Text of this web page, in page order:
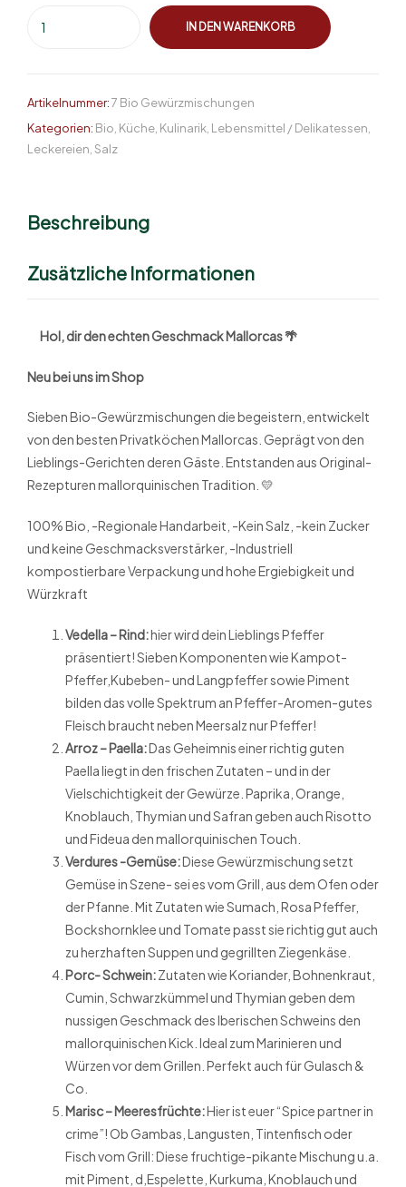
IN DEN WARENKORB
Artikelnummer:7 Bio Gewürzmischungen
Kategorien: Bio Küche Kulinarik Lebensmittel / Delikatessen
Leckereien Salz
Beschreibung
Zusätzliche Informationen
Hol, dir den echtenGeschmack Mallorcas 🌴
Neu bei uns im Shop
Sieben Bio-Gewürzmischungen die begeistern, entwickelt
von den besten Privatköchen Mallorcas. Geprägt von den
Lieblings-Gerichten deren Gäste. Entstanden aus Original-
Rezepturen mallorquinischen Tradition. 💛
100% Bio, -Regionale Handarbeit, -Kein Salz, -kein Zucker
und keine Geschmacksverstärker, -Industriell
kompostierbare Verpackung und hohe Ergiebigkeit und
Würzkraft
Vedella – Rind:hier wird dein Lieblings Pfeffer
präsentiert! Sieben Komponenten wie Kampot-
Pfeffer,Kubeben- und Langpfeffer sowie Piment
bilden das volle Spektrum an Pfeffer-Aromen-gutes
Fleisch braucht neben Meersalz nur Pfeffer!
Arroz – Paella:Das Geheimnis einer richtig guten
Paella liegt in den frischen Zutaten – und in der
Vielschichtigkeit der Gewürze. Paprika, Orange,
Knoblauch, Thymian und Safran geben auch Risotto
und Fideua den mallorquinischen Touch.
Verdures -Gemüse:Diese Gewürzmischung setzt
Gemüse in Szene- sei es vom Grill, aus dem Ofen oder
der Pfanne. Mit Zutaten wie Sumach, Rosa Pfeffer,
Bockshornklee und Tomate passt sie richtig gut auch
zu herzhaften Suppen und gegrillten Ziegenkäse.
Porc- Schwein:Zutaten wie Koriander, Bohnenkraut,
Cumin, Schwarzkümmel und Thymian geben dem
nussigen Geschmack des Iberischen Schweins den
mallorquinischen Kick. Ideal zum Marinieren und
Würzen vor dem Grillen. Perfekt auch für Gulasch &
Co.
Marisc – Meeresfrüchte:Hier ist euer “Spice partner in
crime”! Ob Gambas, Langusten, Tintenfisch oder
Fisch vom Grill: Diese fruchtige-pikante Mischung u.a.
mit Piment, d,Espelette, Kurkuma, Knoblauch und